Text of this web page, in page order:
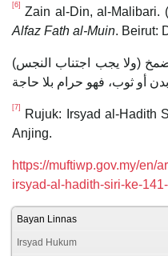
[6] Zain al-Din, al-Malibari.
Alfaz Fath al-Muin. Beirut:
(ولا يجب اجتناب النجس) في غير الصلاة، ومحله في غير التضمخ
[7]
Rujuk: Irsyad al-Hadith
Anjing.
https://muftiwp.gov.my/en/
irsyad-al-hadith-siri-ke-
Bayan Linnas
Irsyad Hukum